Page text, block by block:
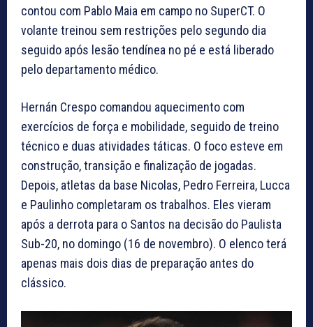
contou com Pablo Maia em campo no SuperCT. O
volante treinou sem restrições pelo segundo dia
seguido após lesão tendínea no pé e está liberado
pelo departamento médico.
Hernán Crespo comandou aquecimento com
exercícios de força e mobilidade, seguido de treino
técnico e duas atividades táticas. O foco esteve em
construção, transição e finalização de jogadas.
Depois, atletas da base Nicolas, Pedro Ferreira, Lucca
e Paulinho completaram os trabalhos. Eles vieram
após a derrota para o Santos na decisão do Paulista
Sub-20, no domingo (16 de novembro). O elenco terá
apenas mais dois dias de preparação antes do
clássico.